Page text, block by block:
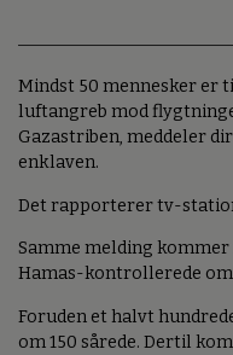
Mindst 50 mennesker er
luftangreb mod
Gazastriben, meddeler
enklaven.
Det rapporterer tv-
Samme melding
Hamas-kontrollerede
Foruden et halvt
om 150 sårede. Dertil